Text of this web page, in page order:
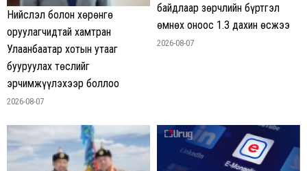
Нийслэл болон хөрөнгө
оруулагчидтай хамтран
Улаанбаатар хотын утааг
бууруулах төслийг
эрчимжүүлэхээр боллоо
2026-08-07
байдлаар зөрчлийн бүртгэл
өмнөх оноос 1.3 дахин өсжээ
2026-08-07